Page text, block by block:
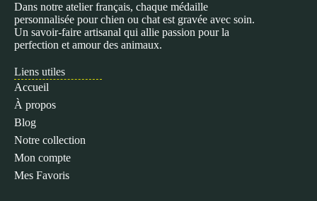
Dans notre atelier français, chaque médaille
personnalisée pour chien ou chat est gravée avec soin.
Un savoir-faire artisanal qui allie passion pour la
perfection et amour des animaux.
Liens utiles
Accueil
À propos
Blog
Notre collection
Mon compte
Mes Favoris